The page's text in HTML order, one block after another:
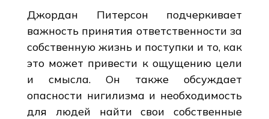
Джордан Питерсон подчеркивает
важность принятия ответственности за
собственную жизнь и поступки и то, как
это может привести к ощущению цели
и смысла. Он также обсуждает
опасности нигилизма и необходимость
для людей найти свои собственные